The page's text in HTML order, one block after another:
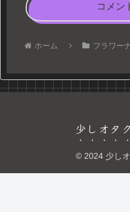
コメン
ホーム フラワー
少しオタ
© 2024 少し